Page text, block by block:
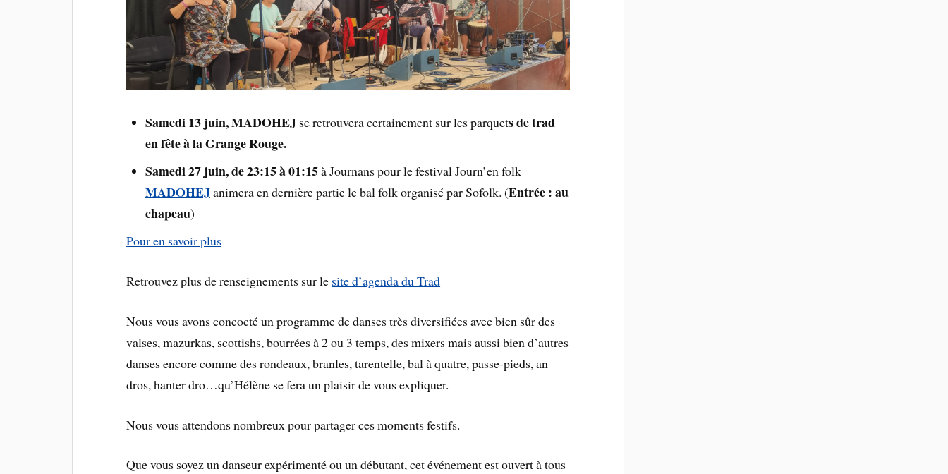
Samedi 13 juin, MADOHEJ se retrouvera certainement sur les parquets de trad
en fête à la Grange Rouge.
Samedi 27 juin, de 23:15 à 01:15à Journans pour le festival Journ’en folk
MADOHEJanimera en dernière partie le bal folk organisé par Sofolk. (Entrée : au
chapeau)
Pour en savoir plus
Retrouvez plus de renseignements sur le site d’agenda du Trad
Nous vous avons concocté un programme de danses très diversifiées avec bien sûr des
valses, mazurkas, scottishs, bourrées à 2 ou 3 temps, des mixers mais aussi bien d’autres
danses encore comme des rondeaux, branles, tarentelle, bal à quatre, passe-pieds, an
dros, hanter dro…qu’Hélène se fera un plaisir de vous expliquer.
Nous vous attendons nombreux pour partager ces moments festifs.
Que vous soyez un danseur expérimenté ou un débutant, cet événement est ouvert à tous